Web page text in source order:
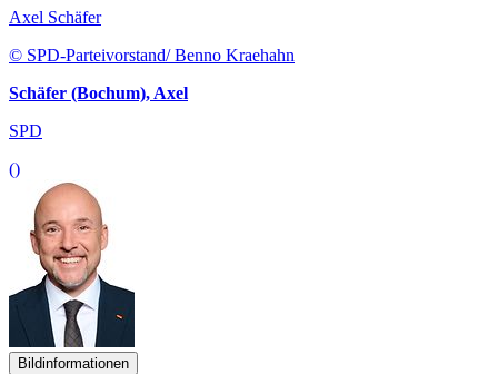
Axel Schäfer
© SPD-Parteivorstand/ Benno Kraehahn
Schäfer (Bochum), Axel
SPD
()
Bildinformationen